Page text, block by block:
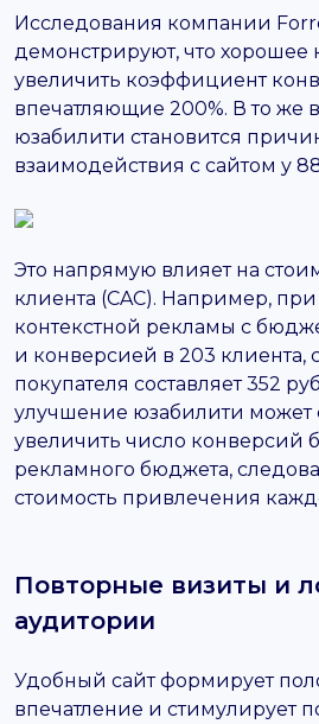
Исследования компании
демонстрируют, что хорошее
увеличить коэффициент
впечатляющие 200%. В то же
юзабилити становится
взаимодействия с сайтом у
Это напрямую влияет на
клиента (CAC). Например, при
контекстной рекламы с
и конверсией в 203 клиента,
покупателя составляет 352
улучшение юзабилити может
увеличить число конверсий
рекламного бюджета,
стоимость привлечения
Повторные визиты и
аудитории
Удобный сайт формирует
впечатление и стимулирует